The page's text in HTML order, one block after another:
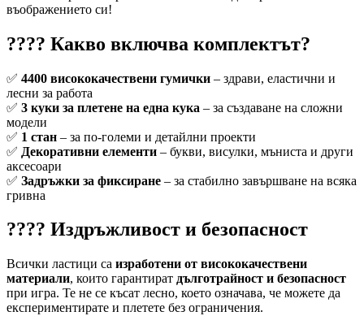
въображението си!
???? Какво включва комплектът?
✅ 4400 висококачествени гумички – здрави, еластични и
лесни за работа
✅ 3 куки за плетене на една кука – за създаване на сложни
модели
✅ 1 стан – за по-големи и детайлни проекти
✅ Декоративни елементи – букви, висулки, мъниста и други
аксесоари
✅ Задръжки за фиксиране – за стабилно завършване на всяка
гривна
???? Издръжливост и безопасност
Всички ластици са изработени от висококачествени
материали, които гарантират дълготрайност и безопасност
при игра. Те не се късат лесно, което означава, че можете да
експериментирате и плетете без ограничения.